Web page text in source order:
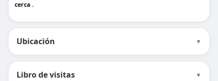
cerca .
Ubicación ▼
Libro de visitas ▼